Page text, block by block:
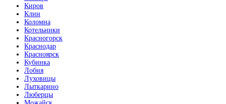
Киров
Клин
Коломна
Котельники
Красногорск
Краснодар
Красноярск
Кубинка
Лобня
Луховицы
Лыткарино
Люберцы